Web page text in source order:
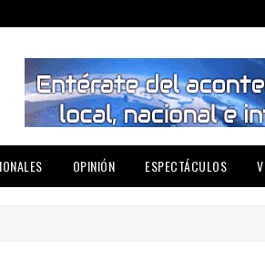
OPINIÓN ESPECTÁCULOS